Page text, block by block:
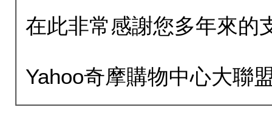
在此非常感謝您多年來的
Yahoo奇摩購物中心大